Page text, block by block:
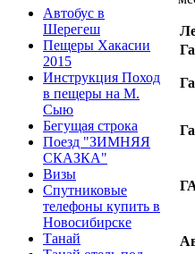
Автобус в
Шерегеш
Пещеры Хакасии
2015
Инструкция Поход
в пещеры на М.
Сыю
Бегущая строка
Поезд "ЗИМНЯЯ
СКАЗКА"
Визы
Спутниковые
телефоны купить в
Новосибирске
Танай